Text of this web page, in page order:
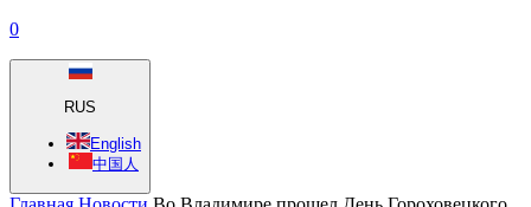
0
RUS
English
中国人